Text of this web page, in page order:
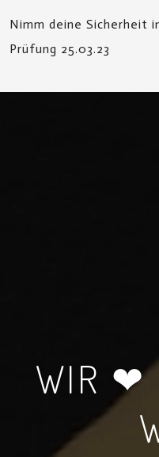
Nimm deine Sicherheit
Prüfung 25.03.23
WIR ❤